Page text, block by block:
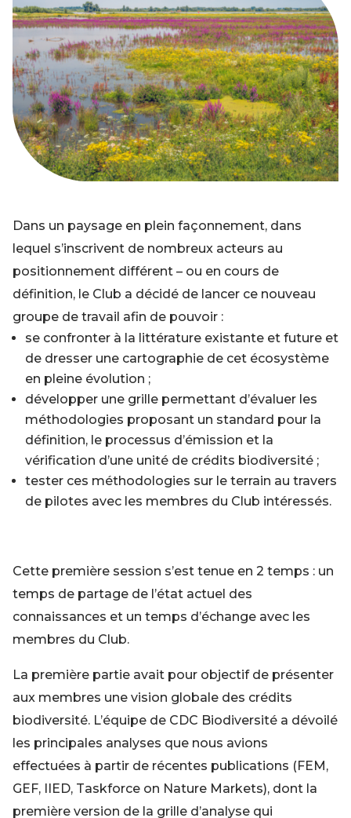
Dans un paysage en plein façonnement, dans
lequel s’inscrivent de nombreux acteurs au
positionnement différent – ou en cours de
définition, le Club a décidé de lancer ce nouveau
groupe de travail afin de pouvoir :
se confronter à la littérature existante et future et
de dresser une cartographie de cet écosystème
en pleine évolution ;
développer une grille permettant d’évaluer les
méthodologies proposant un standard pour la
définition, le processus d’émission et la
vérification d’une unité de crédits biodiversité ;
tester ces méthodologies sur le terrain au travers
de pilotes avec les membres du Club intéressés.
Cette première session s’est tenue en 2 temps : un
temps de partage de l’état actuel des
connaissances et un temps d’échange avec les
membres du Club.
La première partie avait pour objectif de présenter
aux membres une vision globale des crédits
biodiversité. L’équipe de CDC Biodiversité a dévoilé
les principales analyses que nous avions
effectuées à partir de récentes publications (FEM,
GEF, IIED, Taskforce on Nature Markets), dont la
première version de la grille d’analyse qui